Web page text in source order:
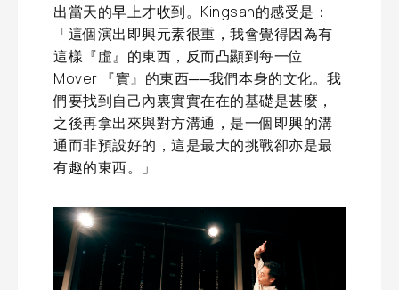
出當天的早上才收到。Kingsan的感受是：
「這個演出即興元素很重，我會覺得因為有
這樣『虛』的東西，反而凸顯到每一位
Mover 『實』的東西──我們本身的文化。我
們要找到自己內裏實實在在的基礎是甚麼，
之後再拿出來與對方溝通，是一個即興的溝
通而非預設好的，這是最大的挑戰卻亦是最
有趣的東西。」